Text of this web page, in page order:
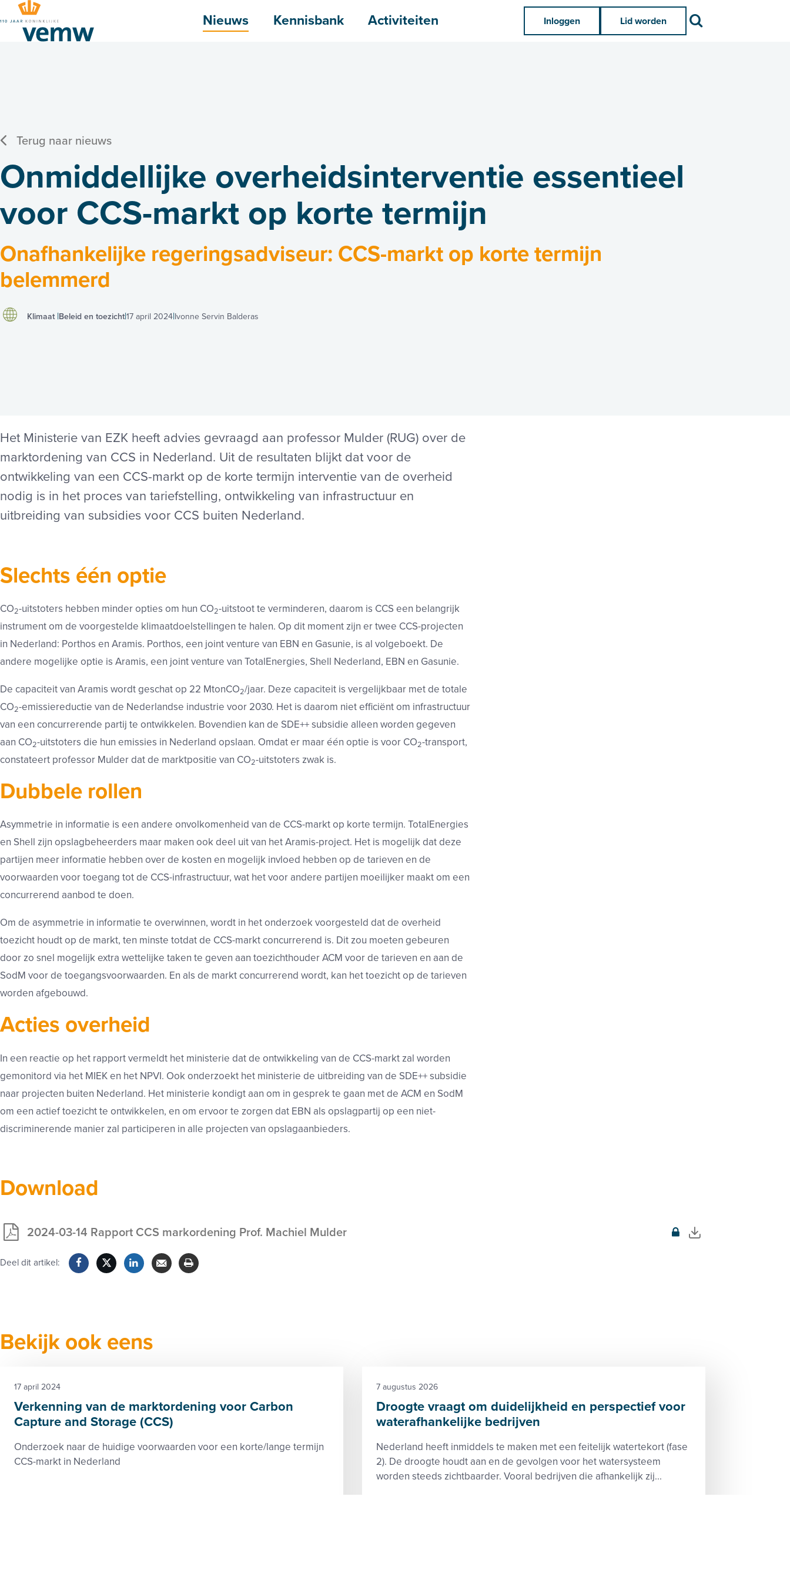
Nieuws Kennisbank Activiteiten Inloggen Lid worden
Terug naar nieuws
Onmiddellijke overheidsinterventie essentieel
voor CCS-markt op korte termijn
Onafhankelijke regeringsadviseur: CCS-markt op korte termijn
belemmerd
Klimaat Beleid en toezicht 17 april 2024 Ivonne Servin Balderas
Het Ministerie van EZK heeft advies gevraagd aan professor Mulder (RUG) over de
marktordening van CCS in Nederland. Uit de resultaten blijkt dat voor de
ontwikkeling van een CCS-markt op de korte termijn interventie van de overheid
nodig is in het proces van tariefstelling, ontwikkeling van infrastructuur en
uitbreiding van subsidies voor CCS buiten Nederland.
Slechts één optie
CO2-uitstoters hebben minder opties om hun CO2-uitstoot te verminderen, daarom is CCS een belangrijk
instrument om de voorgestelde klimaatdoelstellingen te halen. Op dit moment zijn er twee CCS-projecten
in Nederland: Porthos en Aramis. Porthos, een joint venture van EBN en Gasunie, is al volgeboekt. De
andere mogelijke optie is Aramis, een joint venture van TotalEnergies, Shell Nederland, EBN en Gasunie.
De capaciteit van Aramis wordt geschat op 22 MtonCO2/jaar. Deze capaciteit is vergelijkbaar met de totale
CO2-emissiereductie van de Nederlandse industrie voor 2030. Het is daarom niet efficiënt om infrastructuur
van een concurrerende partij te ontwikkelen. Bovendien kan de SDE++ subsidie alleen worden gegeven
aan CO2-uitstoters die hun emissies in Nederland opslaan. Omdat er maar één optie is voor CO2-transport,
constateert professor Mulder dat de marktpositie van CO2-uitstoters zwak is.
Dubbele rollen
Asymmetrie in informatie is een andere onvolkomenheid van de CCS-markt op korte termijn. TotalEnergies
en Shell zijn opslagbeheerders maar maken ook deel uit van het Aramis-project. Het is mogelijk dat deze
partijen meer informatie hebben over de kosten en mogelijk invloed hebben op de tarieven en de
voorwaarden voor toegang tot de CCS-infrastructuur, wat het voor andere partijen moeilijker maakt om een
concurrerend aanbod te doen.
Om de asymmetrie in informatie te overwinnen, wordt in het onderzoek voorgesteld dat de overheid
toezicht houdt op de markt, ten minste totdat de CCS-markt concurrerend is. Dit zou moeten gebeuren
door zo snel mogelijk extra wettelijke taken te geven aan toezichthouder ACM voor de tarieven en aan de
SodM voor de toegangsvoorwaarden. En als de markt concurrerend wordt, kan het toezicht op de tarieven
worden afgebouwd.
Acties overheid
In een reactie op het rapport vermeldt het ministerie dat de ontwikkeling van de CCS-markt zal worden
gemonitord via het MIEK en het NPVI. Ook onderzoekt het ministerie de uitbreiding van de SDE++ subsidie
naar projecten buiten Nederland. Het ministerie kondigt aan om in gesprek te gaan met de ACM en SodM
om een actief toezicht te ontwikkelen, en om ervoor te zorgen dat EBN als opslagpartij op een niet-
discriminerende manier zal participeren in alle projecten van opslagaanbieders.
Download
2024-03-14 Rapport CCS markordening Prof. Machiel Mulder
Exclusief
voor
Deel dit artikel:
Bekijk ook eens
Verkenning van de marktordening voor Carbon
Capture and Storage (CCS)
Onderzoek naar de huidige voorwaarden voor een korte/lange termijn
CCS-markt in Nederland
17 april 2024
Droogte vraagt om duidelijkheid en perspectief voor
waterafhankelijke bedrijven
Nederland heeft inmiddels te maken met een feitelijk watertekort (fase
2). De droogte houdt aan en de gevolgen voor het watersysteem
worden steeds zichtbaarder. Vooral bedrijven die afhankelijk zij...
7 augustus 2026